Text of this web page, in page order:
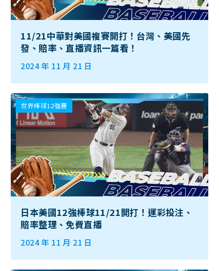
11/21中華對美國複賽開打！台灣、美國先
發、賠率、直播資訊一篇看！
2024 年 11 月 21 日
世界棒球12強賽
日本美國12強棒球11/21開打！運彩投注、
賠率整理、免費直播
2024 年 11 月 21 日